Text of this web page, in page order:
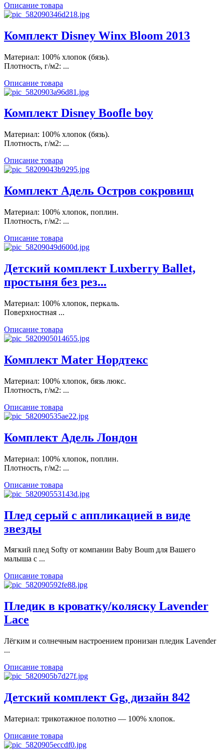
Описание товара
Комплект Disney Winx Bloom 2013
Материал: 100% хлопок (бязь).
Плотность, г/м2: ...
Описание товара
Комплект Disney Boofle boy
Материал: 100% хлопок (бязь).
Плотность, г/м2: ...
Описание товара
Комплект Адель Остров сокровищ
Материал: 100% хлопок, поплин.
Плотность, г/м2: ...
Описание товара
Детский комплект Luxberry Ballet,
простыня без рез...
Материал: 100% хлопок, перкаль.
Поверхностная ...
Описание товара
Комплект Mater Нордтекс
Материал: 100% хлопок, бязь люкс.
Плотность, г/м2: ...
Описание товара
Комплект Адель Лондон
Материал: 100% хлопок, поплин.
Плотность, г/м2: ...
Описание товара
Плед серый с аппликацией в виде
звезды
Мягкий плед Softy от компании Baby Boum для Вашего
малыша с ...
Описание товара
Пледик в кроватку/коляску Lavender
Lace
Лёгким и солнечным настроением пронизан пледик Lavender
...
Описание товара
Детский комплект Gg, дизайн 842
Материал: трикотажное полотно — 100% хлопок.
Описание товара